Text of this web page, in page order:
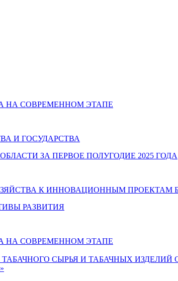
НА СОВРЕМЕННОМ ЭТАПЕ
И ГОСУДАРСТВА
ЗА ПЕРВОЕ ПОЛУГОДИЕ 2025 ГОДА
К ИННОВАЦИОННЫМ ПРОЕКТАМ
РАЗВИТИЯ
НА СОВРЕМЕННОМ ЭТАПЕ
СЫРЬЯ И ТАБАЧНЫХ ИЗДЕЛИЙ